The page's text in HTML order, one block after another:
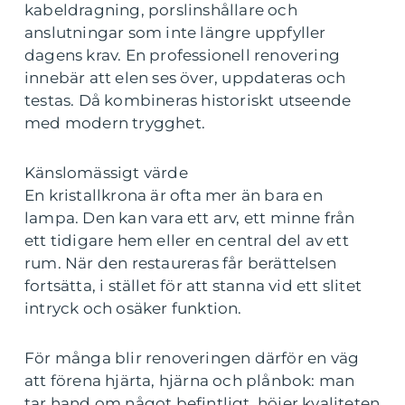
kabeldragning, porslinshållare och
anslutningar som inte längre uppfyller
dagens krav. En professionell renovering
innebär att elen ses över, uppdateras och
testas. Då kombineras historiskt utseende
med modern trygghet.
Känslomässigt värde
En kristallkrona är ofta mer än bara en
lampa. Den kan vara ett arv, ett minne från
ett tidigare hem eller en central del av ett
rum. När den restaureras får berättelsen
fortsätta, i stället för att stanna vid ett slitet
intryck och osäker funktion.
För många blir renoveringen därför en väg
att förena hjärta, hjärna och plånbok: man